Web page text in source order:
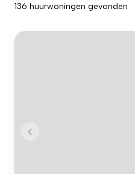
136 huurwoningen gevonden